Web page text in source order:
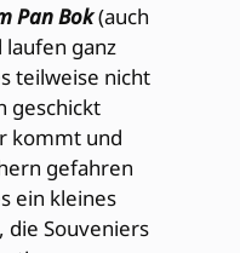
Pan Bok(auch
laufen ganz
teilweise nicht
geschickt
kommt und
gefahren
ein kleines
die Souveniers